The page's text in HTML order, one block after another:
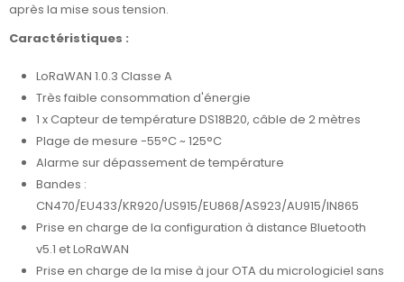
après la mise sous tension.
Caractéristiques :
LoRaWAN 1.0.3 Classe A
Très faible consommation d'énergie
1 x Capteur de température DS18B20, câble de 2 mètres
Plage de mesure -55°C ~ 125°C
Alarme sur dépassement de température
Bandes :
CN470/EU433/KR920/US915/EU868/AS923/AU915/IN865
Prise en charge de la configuration à distance Bluetooth
v5.1 et LoRaWAN
Prise en charge de la mise à jour OTA du micrologiciel sans